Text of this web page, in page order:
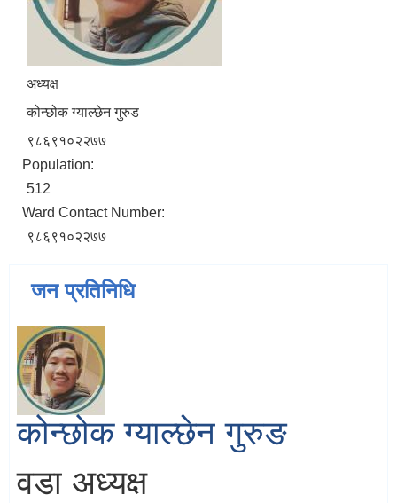
अध्यक्ष
कोन्छोक ग्याल्छेन गुरुड
९८६९१०२२७७
Population:
512
Ward Contact Number:
९८६९१०२२७७
जन प्रतिनिधि
कोन्छोक ग्याल्छेन गुरुङ
वडा अध्यक्ष